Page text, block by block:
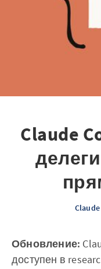
Claude
Обновление:
доступен в